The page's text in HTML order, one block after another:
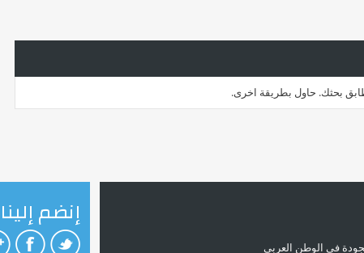
بحثك. حاول بطريقة اخرى.
إنضم إلينا